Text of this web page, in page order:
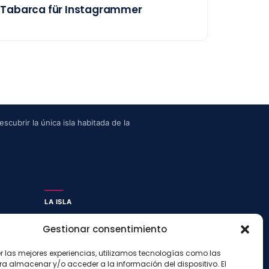
Gestionar consentimiento
las mejores experiencias, utilizamos tecnologías como las
almacenar y/o acceder a la información del dispositivo. El
Tabarca für Instagrammer
la única isla habitada de la
LA ISLA
Con niños